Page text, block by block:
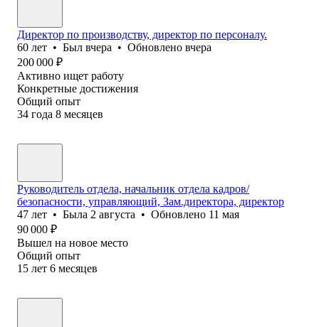
Директор по производству, директор по персоналу.
60 лет • Был вчера • Обновлено вчера
200 000 ₽
Активно ищет работу
Конкретные достижения
Общий опыт
34 года 8 месяцев
Руководитель отдела, начальник отдела кадров/
безопасности, управляющий, Зам.директора, директор
47 лет • Была 2 августа • Обновлено 11 мая
90 000 ₽
Вышел на новое место
Общий опыт
15 лет 6 месяцев